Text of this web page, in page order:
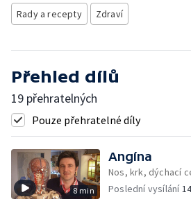
Rady a recepty Zdraví
Přehled dílů
19 přehratelných
Pouze přehratelné díly
8 min
Angína
Nos, krk, dýchací
Poslední vysílání